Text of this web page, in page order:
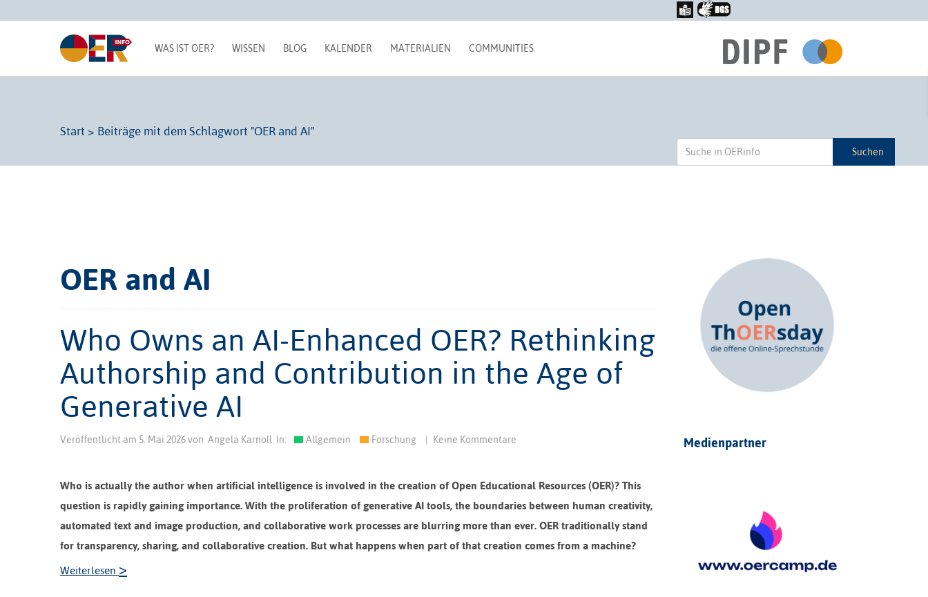
WAS IST OER? WISSEN BLOG KALENDER MATERIALIEN COMMUNITIES
Start > Beiträge mit dem Schlagwort "OER and AI"
Suchen
OER and AI
Who Owns an AI-Enhanced OER? Rethinking
Authorship and Contribution in the Age of
Generative AI
Veröffentlicht am 5. Mai 2026von Angela Karnoll In: Allgemein Forschung Keine Kommentare
Who is actually the author when artificial intelligence is involved in the creation of Open Educational Resources (OER)? This
question is rapidly gaining importance. With the proliferation of generative AI tools, the boundaries between human creativity,
automated text and image production, and collaborative work processes are blurring more than ever. OER traditionally stand
for transparency, sharing, and collaborative creation. But what happens when part of that creation comes from a machine?
Weiterlesen >
Medienpartner